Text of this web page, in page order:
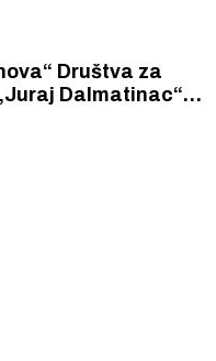
Društva za
Dalmatinac“
Kaera 1